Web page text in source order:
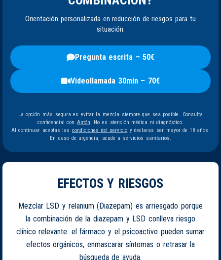
Orientación personalizada en reducción de riesgos para tu
situación.
Pregunta escrita – 50€
Videollamada 30min – 70€
La opción más segura es evitar la mezcla siempre que sea posible. Consulta
confidencial con Antón. No es atención médica ni diagnóstico.
Al continuar aceptas las condiciones del servicio y declaras ser mayor de 18 años.
En caso de urgencia, acude a servicios sanitarios.
EFECTOS Y RIESGOS
Mezclar LSD y relanium (Diazepam) es arriesgado porque
la combinación de la diazepam y LSD conlleva riesgo
clínico relevante: el fármaco y el psicoactivo pueden sumar
efectos orgánicos, enmascarar síntomas o retrasar la
búsqueda de ayuda.